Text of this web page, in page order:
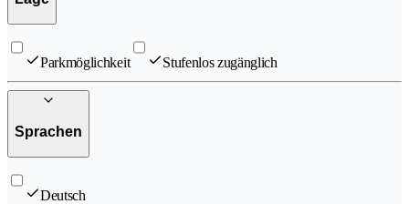
Parkmöglichkeit Stufenlos zugänglich
Sprachen
Deutsch